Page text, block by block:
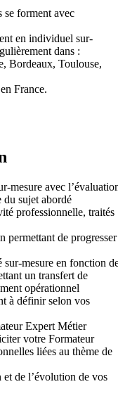
se forment avec
en individuel sur-
dans :
Bordeaux, Toulouse,
France.
mesure avec
du sujet abordé
professionnelle, traités
de progresser
mesure en fonction
un transfert de
opérationnel
à définir selon vos
Expert Métier
votre Formateur
liées au thème de
de l’évolution de vos